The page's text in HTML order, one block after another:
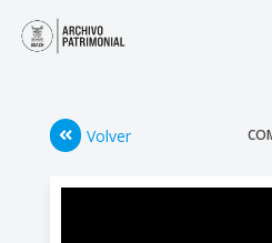
Volver